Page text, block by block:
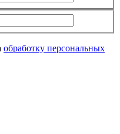
обработку персональных